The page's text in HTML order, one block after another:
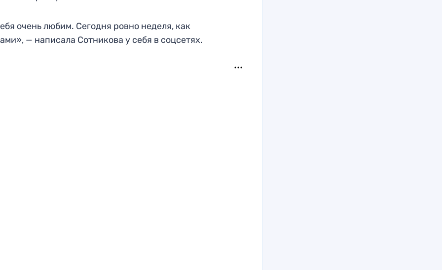
очень любим. Сегодня ровно неделя, как
— написала Сотникова у себя в соцсетях.